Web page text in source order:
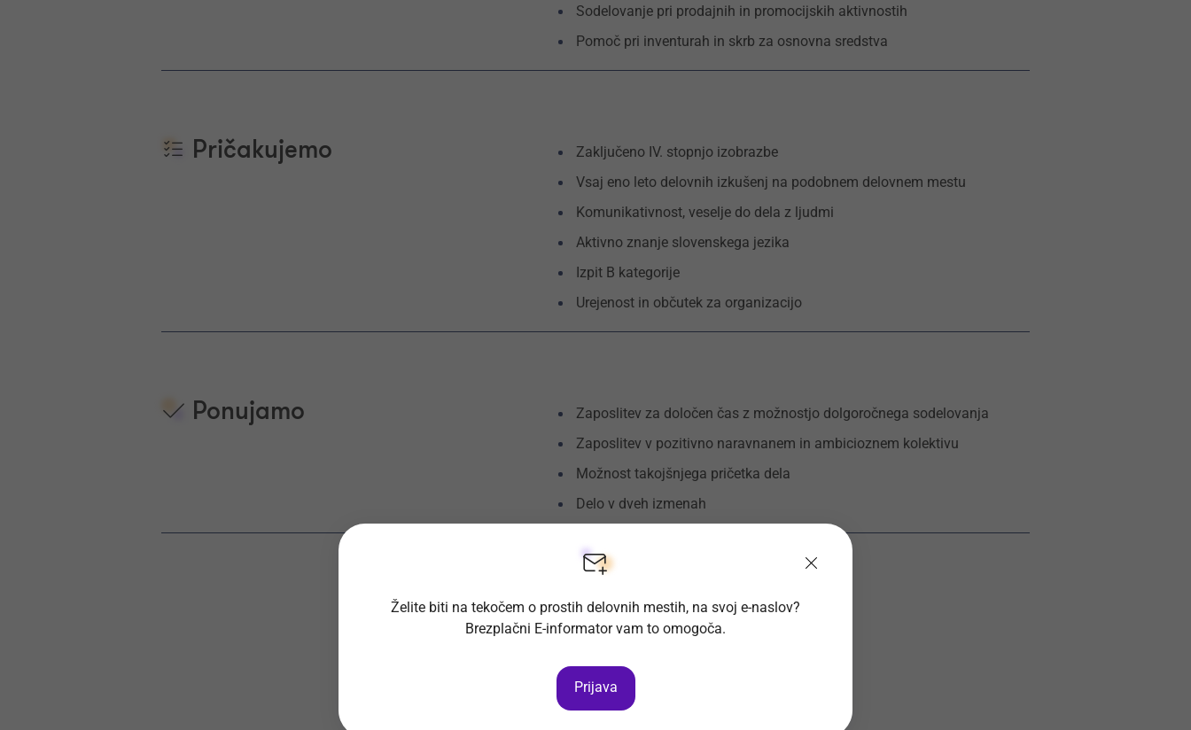
Sodelovanje pri prodajnih in promocijskih aktivnostih
Pomoč pri inventurah in skrb za osnovna sredstva
Pričakujemo
Zaključeno IV. stopnjo izobrazbe
Vsaj eno leto delovnih izkušenj na podobnem delovnem mestu
Komunikativnost, veselje do dela z ljudmi
Aktivno znanje slovenskega jezika
Izpit B kategorije
Urejenost in občutek za organizacijo
Ponujamo
Zaposlitev za določen čas z možnostjo dolgoročnega sodelovanja
Zaposlitev v pozitivno naravnanem in ambicioznem kolektivu
Možnost takojšnjega pričetka dela
Delo v dveh izmenah
Želite biti na tekočem o prostih delovnih mestih, na svoj e-naslov?
Brezplačni E-informator vam to omogoča.
Prijava